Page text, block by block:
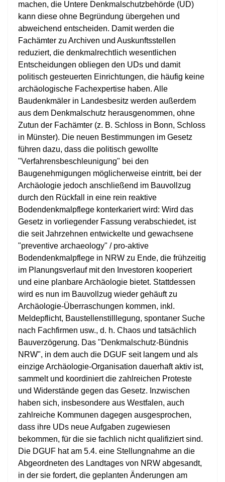
machen, die Untere Denkmalschutzbehörde (UD)
kann diese ohne Begründung übergehen und
abweichend entscheiden. Damit werden die
Fachämter zu Archiven und Auskunftsstellen
reduziert, die denkmalrechtlich wesentlichen
Entscheidungen obliegen den UDs und damit
politisch gesteuerten Einrichtungen, die häufig keine
archäologische Fachexpertise haben. Alle
Baudenkmäler in Landesbesitz werden außerdem
aus dem Denkmalschutz herausgenommen, ohne
Zutun der Fachämter (z. B. Schloss in Bonn, Schloss
in Münster). Die neuen Bestimmungen im Gesetz
führen dazu, dass die politisch gewollte
"Verfahrensbeschleunigung" bei den
Baugenehmigungen möglicherweise eintritt, bei der
Archäologie jedoch anschließend im Bauvollzug
durch den Rückfall in eine rein reaktive
Bodendenkmalpflege konterkariert wird: Wird das
Gesetz in vorliegender Fassung verabschiedet, ist
die seit Jahrzehnen entwickelte und gewachsene
"preventive archaeology" / pro-aktive
Bodendenkmalpflege in NRW zu Ende, die frühzeitig
im Planungsverlauf mit den Investoren kooperiert
und eine planbare Archäologie bietet. Stattdessen
wird es nun im Bauvollzug wieder gehäuft zu
Archäologie-Überraschungen kommen, inkl.
Meldepflicht, Baustellenstilllegung, spontaner Suche
nach Fachfirmen usw., d. h. Chaos und tatsächlich
Bauverzögerung. Das "Denkmalschutz-Bündnis
NRW", in dem auch die DGUF seit langem und als
einzige Archäologie-Organisation dauerhaft aktiv ist,
sammelt und koordiniert die zahlreichen Proteste
und Widerstände gegen das Gesetz. Inzwischen
haben sich, insbesondere aus Westfalen, auch
zahlreiche Kommunen dagegen ausgesprochen,
dass ihre UDs neue Aufgaben zugewiesen
bekommen, für die sie fachlich nicht qualifiziert sind.
Die DGUF hat am 5.4. eine Stellungnahme an die
Abgeordneten des Landtages von NRW abgesandt,
in der sie fordert, die geplanten Änderungen am